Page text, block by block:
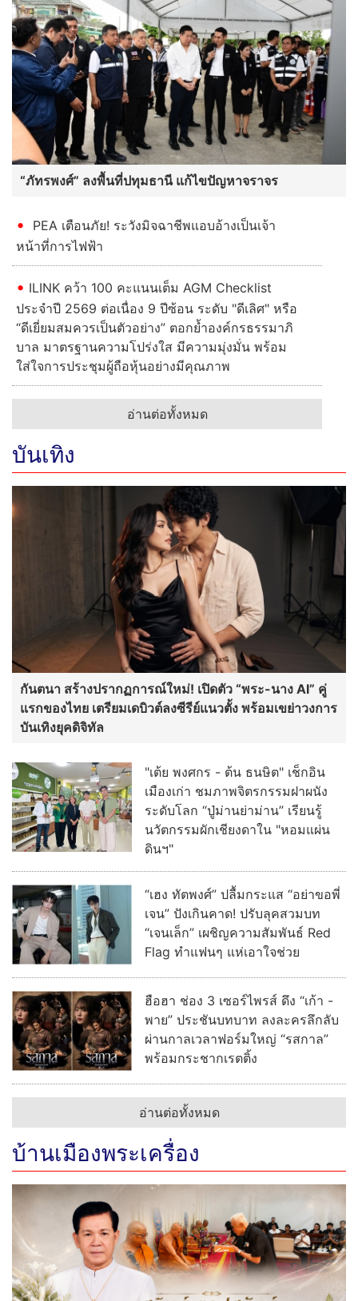
“ภัทรพงศ์” ลงพื้นที่ปทุมธานี แก้ไขปัญหาจราจร
PEA เตือนภัย! ระวังมิจฉาชีพแอบอ้างเป็นเจ้า
หน้าที่การไฟฟ้า
ILINK คว้า 100 คะแนนเต็ม AGM Checklist
ประจำปี 2569 ต่อเนื่อง 9 ปีซ้อน ระดับ "ดีเลิศ" หรือ
“ดีเยี่ยมสมควรเป็นตัวอย่าง” ตอกย้ำองค์กรธรรมาภิ
บาล มาตรฐานความโปร่งใส มีความมุ่งมั่น พร้อม
ใส่ใจการประชุมผู้ถือหุ้นอย่างมีคุณภาพ
อ่านต่อทั้งหมด
บันเทิง
กันตนา สร้างปรากฏการณ์ใหม่! เปิดตัว “พระ-นาง AI” คู่
แรกของไทย เตรียมเดบิวต์ลงซีรีย์แนวตั้ง พร้อมเขย่าวงการ
บันเทิงยุคดิจิทัล
"เต้ย พงศกร - ต้น ธนษิต" เช็กอิน
เมืองเก่า ชมภาพจิตรกรรมฝาผนัง
ระดับโลก “ปู่ม่านย่าม่าน” เรียนรู้
นวัตกรรมผักเชียงดาใน "หอมแผ่น
ดินฯ"
“เฮง ทัตพงศ์” ปลื้มกระแส “อย่าขอพี่
เจน” ปังเกินคาด! ปรับลุคสวมบท
“เจนเล็ก” เผชิญความสัมพันธ์ Red
Flag ทำแฟนๆ แห่เอาใจช่วย
ฮือฮา ช่อง 3 เซอร์ไพรส์ ดึง “เก้า -
พาย” ประชันบทบาท ลงละครลึกลับ
ผ่านกาลเวลาฟอร์มใหญ่ “รสกาล”
พร้อมกระชากเรตติ้ง
อ่านต่อทั้งหมด
บ้านเมืองพระเครื่อง